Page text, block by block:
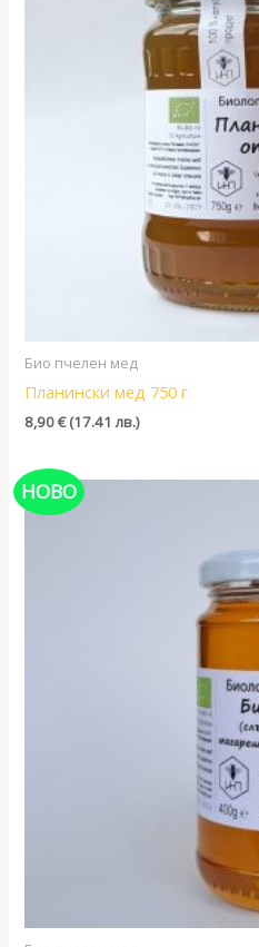
Био пчелен мед
Планински мед 750 г
8,90€(17.41 лв.)
НОВО